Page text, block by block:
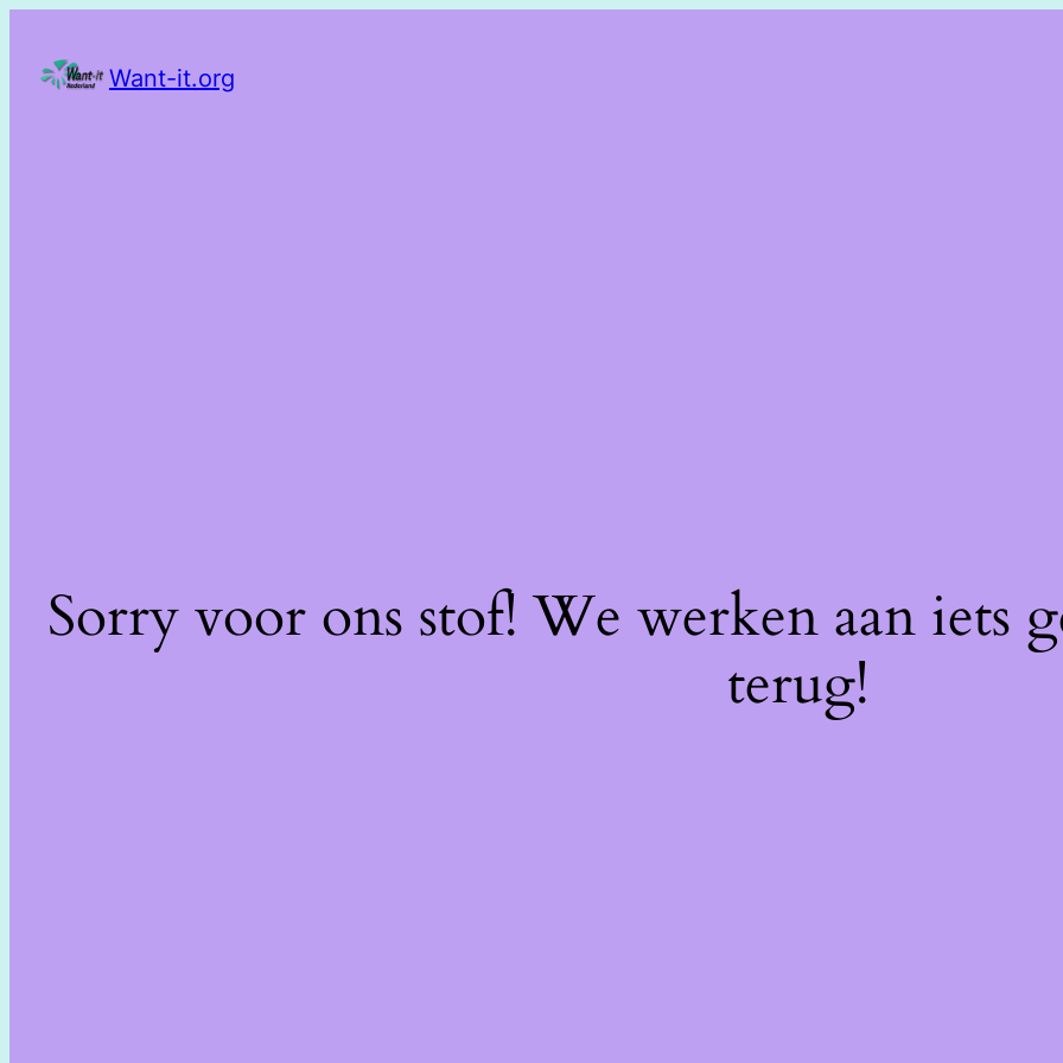
Want-it.org
Sorry voor ons stof! We werken aan iets
terug!